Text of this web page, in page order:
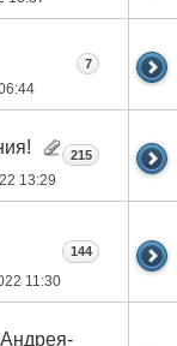
7
13:29
215
11:30
144